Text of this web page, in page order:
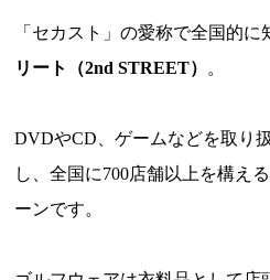
「セカスト」の愛称で全国的に
リート（2nd STREET） 。
DVDやCD、ゲームなどを取り
し、全国に700店舗以上を構え
ーンです。